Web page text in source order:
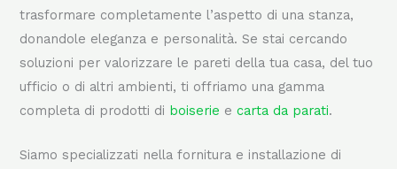
trasformare completamente l’aspetto di una stanza,
donandole eleganza e personalità. Se stai cercando
soluzioni per valorizzare le pareti della tua casa, del tuo
ufficio o di altri ambienti, ti offriamo una gamma
completa di prodotti di boiserie e carta da parati.
Siamo specializzati nella fornitura e installazione di